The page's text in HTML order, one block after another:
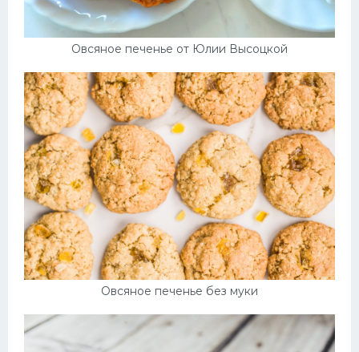
Овсяное печенье от Юлии Высоцкой
Овсяное печенье без муки